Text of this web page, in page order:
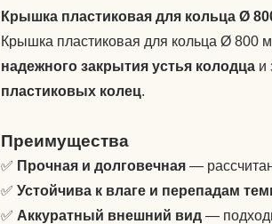
Крышка пластиковая для кольца Ø
Крышка пластиковая для кольца Ø 800
надежного закрытия устья колодца и
пластиковых колец.
Преимущества
✅ Прочная и долговечная —
✅Устойчива к влаге и перепадам
✅ Аккуратный внешний вид —